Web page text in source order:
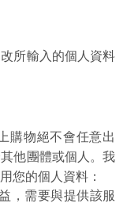
所輸入的個人資料
購物絕不會任意出
他團體或個人。我
您的個人資料：
，需要與提供該服